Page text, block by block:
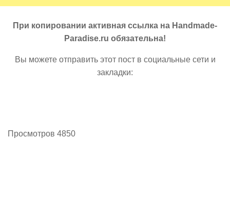
При копировании активная ссылка на Handmade-
Paradise.ru обязательна!
Вы можете отправить этот пост в социальные сети и
закладки:
Просмотров 4850